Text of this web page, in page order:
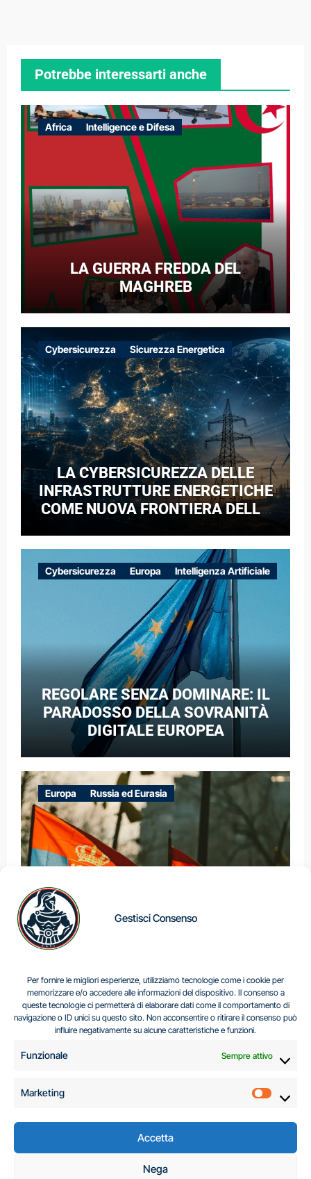
Gestisci Consenso
Per fornire le migliori esperienze, utilizziamo tecnologie come i cookie per
memorizzare e/o accedere alle informazioni del dispositivo. Il consenso a
queste tecnologie ci permetterà di elaborare dati come il comportamento di
navigazione o ID unici su questo sito. Non acconsentire o ritirare il consenso può
influire negativamente su alcune caratteristiche e funzioni.
Funzionale Sempre attivo
Marketing
Accetta
Nega
Potrebbe interessarti anche
Africa Intelligence e Difesa
LA GUERRA FREDDA DEL
MAGHREB
Cybersicurezza Sicurezza Energetica
LA CYBERSICUREZZA DELLE
INFRASTRUTTURE ENERGETICHE
COME NUOVA FRONTIERA DELLA
CASO DELLE RETI ELETTRICHE
EUROPEE NEL CONTESTO DELLA
GUERRA IBRIDA
Cybersicurezza Europa Intelligenza Artificiale
REGOLARE SENZA DOMINARE: IL
PARADOSSO DELLA SOVRANITÀ
DIGITALE EUROPEA
Europa Russia ed Eurasia
Centro Analisi e Studi Italus © Tutti i diritti riservati
C.A.S.I. – Centro